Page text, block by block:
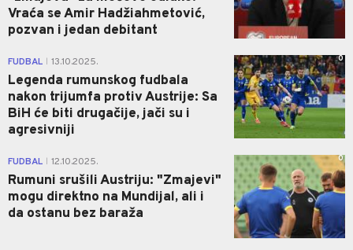
Vraća se Amir Hadžiahmetović,
pozvan i jedan debitant
FUDBAL 13.10.2025.
Legenda rumunskog fudbala
nakon trijumfa protiv Austrije: Sa
BiH će biti drugačije, jači su i
agresivniji
0
FUDBAL 12.10.2025.
Rumuni srušili Austriju: "Zmajevi"
mogu direktno na Mundijal, ali i
da ostanu bez baraža
0